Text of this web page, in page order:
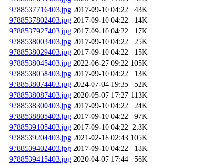
9788537716403.jpg 2017-09-10 04:22
43K
9788537802403.jpg 2017-09-10 04:22
14K
9788537927403.jpg 2017-09-10 04:22
17K
9788538003403.jpg 2017-09-10 04:22
25K
9788538029403.jpg 2017-09-10 04:22
15K
9788538045403.jpg 2022-06-27 09:22 105K
9788538058403.jpg 2017-09-10 04:22
13K
9788538074403.jpg 2024-07-04 19:35
52K
9788538087403.jpg 2020-05-07 17:27 113K
9788538300403.jpg 2017-09-10 04:22
24K
9788538805403.jpg 2017-09-10 04:22
97K
9788539105403.jpg 2017-09-10 04:22 2.8K
9788539204403.jpg 2021-02-18 02:43 105K
9788539402403.jpg 2017-09-10 04:22
18K
9788539415403.jpg 2020-04-07 17:44
56K